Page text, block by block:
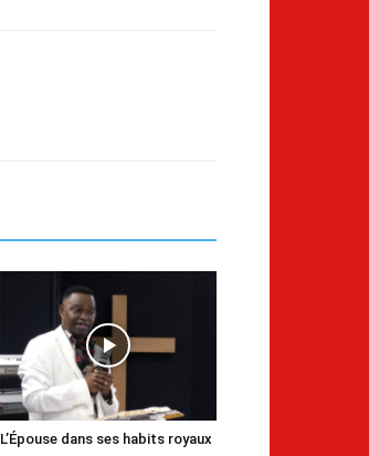
L’Épouse dans ses habits royaux